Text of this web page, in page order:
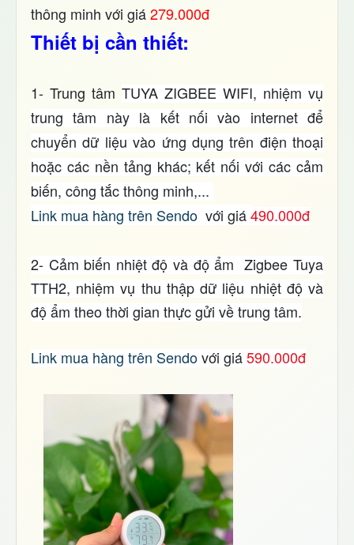
thông minh với giá279.000đ
Thiết bị cần thiết:
1- Trung tâm TUYA ZIGBEE WIFI, nhiệm vụ
trung tâm này là kết nối vào internet để
chuyển dữ liệu vào ứng dụng trên điện thoại
hoặc các nền tảng khác; kết nối với các cảm
biến, công tắc thông minh,...
Link mua hàng trên Sendo với giá490.000đ
2- Cảm biến nhiệt độ và độ ẩmZigbee Tuya
TTH2, nhiệm vụ thu thập dữ liệu nhiệt độ và
độ ẩm theo thời gian thực gửi về trung tâm.
Link mua hàng trên Sendovới giá590.000đ